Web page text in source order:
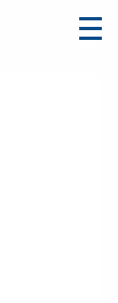
aria-